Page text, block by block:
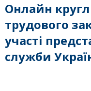
Онлайн
трудового
участі
служби